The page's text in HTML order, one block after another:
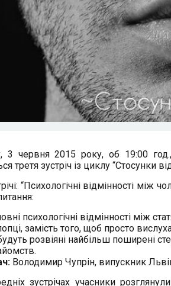
3 червня 2015 року, об 19:00
третя зустріч із циклу “Стосунки
“Психологічні відмінності між
психологічні відмінності між
замість того, щоб просто
розвіяні найбільш поширені
Володимир Чупрін, випускник
зустрічах учасники